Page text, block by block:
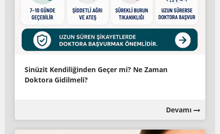
Sinüzit Kendiliğinden Geçer mi? Ne Zaman
Doktora Gidilmeli?
Devamı